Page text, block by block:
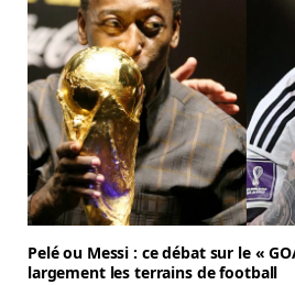
Pelé ou Messi : ce débat sur le «
largement les terrains de football